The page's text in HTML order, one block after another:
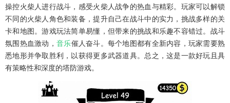
操控火柴人进行战斗，感受火柴人战争的热血与精彩。玩家可以解锁
不同的火柴人角色和装备，提升自己在战斗中的实力，挑战多样的关
卡和地图。游戏玩法简单易懂，但带来的挑战和乐趣不容错过。战斗
氛围热血激动， 音乐催人奋斗。每个地图都有全新内容，玩家需要熟
悉地形并争取胜利，以获得更多武器道具。总之，这是一款好玩且具
有策略性和深度的塔防游戏。